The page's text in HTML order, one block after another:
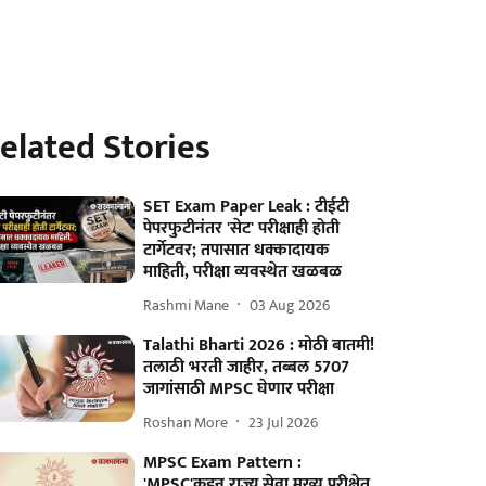
Stories
SET Exam Paper Leak : टीईटी
पेपरफुटीनंतर 'सेट' परीक्षाही होती
टार्गेटवर; तपासात धक्कादायक
माहिती, परीक्षा व्यवस्थेत खळबळ
Rashmi Mane 03 Aug 2026
Talathi Bharti 2026 : मोठी बातमी!
तलाठी भरती जाहीर, तब्बल 5707
जागांसाठी MPSC घेणार परीक्षा
Roshan More 23 Jul 2026
MPSC Exam Pattern :